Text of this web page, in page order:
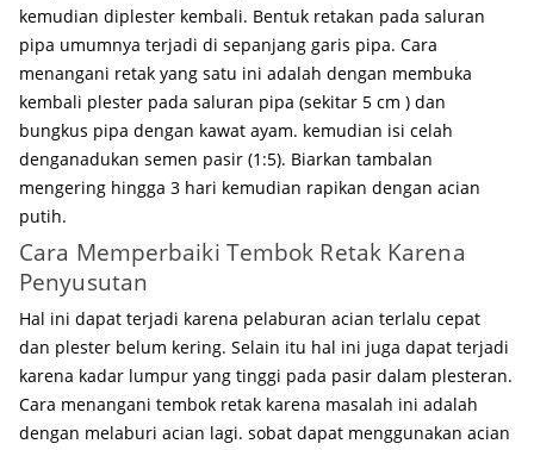
kemudian diplester kembali. Bentuk retakan pada saluran
pipa umumnya terjadi di sepanjang garis pipa. Cara
menangani retak yang satu ini adalah dengan membuka
kembali plester pada saluran pipa (sekitar 5 cm ) dan
bungkus pipa dengan kawat ayam. kemudian isi celah
denganadukan semen pasir (1:5). Biarkan tambalan
mengering hingga 3 hari kemudian rapikan dengan acian
putih.
Cara Memperbaiki Tembok Retak Karena
Penyusutan
Hal ini dapat terjadi karena pelaburan acian terlalu cepat
dan plester belum kering. Selain itu hal ini juga dapat terjadi
karena kadar lumpur yang tinggi pada pasir dalam plesteran.
Cara menangani tembok retak karena masalah ini adalah
dengan melaburi acian lagi. sobat dapat menggunakan acian